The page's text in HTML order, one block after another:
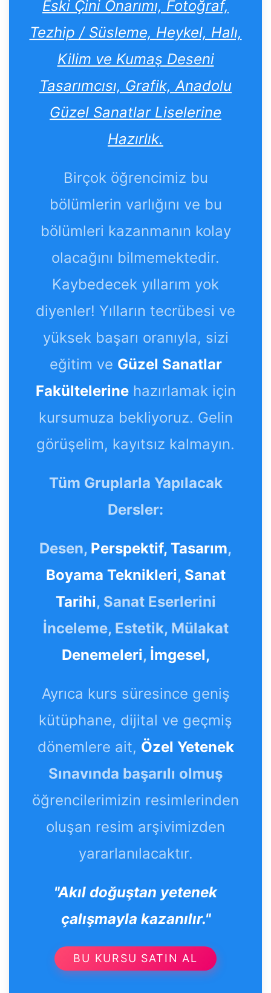
Eski Çini Onarımı, Fotoğraf,
Tezhip / Süsleme, Heykel, Halı,
Kilim ve Kumaş Deseni
Tasarımcısı, Grafik, Anadolu
Güzel Sanatlar Liselerine
Hazırlık.
Birçok öğrencimiz bu
bölümlerin varlığını ve bu
bölümleri kazanmanın kolay
olacağını bilmemektedir.
Kaybedecek yıllarım yok
diyenler! Yılların tecrübesi ve
yüksek başarı oranıyla, sizi
eğitim ve Güzel Sanatlar
Fakültelerinehazırlamak için
kursumuza bekliyoruz. Gelin
görüşelim, kayıtsız kalmayın.
Tüm Gruplarla Yapılacak
Dersler:
Desen, Perspektif, Tasarım,
Boyama Teknikleri, Sanat
Tarihi, Sanat Eserlerini
İnceleme, Estetik, Mülakat
Denemeleri, İmgesel,
Ayrıca kurs süresince geniş
kütüphane, dijital ve geçmiş
dönemlere ait, Özel Yetenek
Sınavında başarılı olmuş
öğrencilerimizin resimlerinden
oluşan resim arşivimizden
yararlanılacaktır.
"Akıl doğuştan yetenek
çalışmayla kazanılır."
BU KURSU SATIN AL